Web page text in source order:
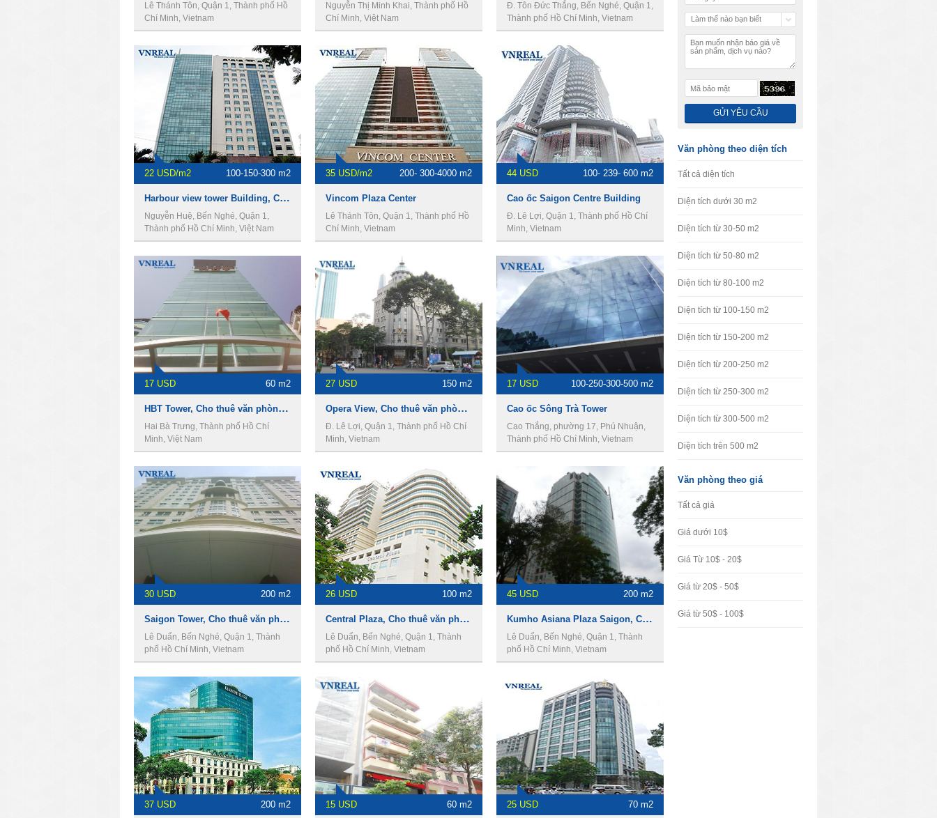
Lê Thánh Tôn, Quận 1, Thành phố Hồ
Chí Minh, Vietnam
Nguyễn Thị Minh Khai, Thành phố Hồ
Chí Minh, Việt Nam
Đ. Tôn Đức Thắng, Bến Nghé, Quận 1,
Thành phố Hồ Chí Minh, Vietnam
22 USD/m2 100-150-300 m2
Harbour view tower Building, Cho thuê văn phòng Quận 1
Nguyễn Huệ, Bến Nghé, Quận 1,
Thành phố Hồ Chí Minh, Việt Nam
35 USD/m2 200- 300-4000 m2
Vincom Plaza Center
Lê Thánh Tôn, Quận 1, Thành phố Hồ
Chí Minh, Vietnam
44 USD 100- 239- 600 m2
Cao ốc Saigon Centre Building
Đ. Lê Lợi, Quận 1, Thành phố Hồ Chí
Minh, Vietnam
17 USD 60 m2
HBT Tower, Cho thuê văn phòng Quận 1
Hai Bà Trưng, Thành phố Hồ Chí
Minh, Việt Nam
27 USD 150 m2
Opera View, Cho thuê văn phòng Quận 1
Đ. Lê Lợi, Quận 1, Thành phố Hồ Chí
Minh, Vietnam
17 USD 100-250-300-500 m2
Cao ốc Sông Trà Tower
Cao Thắng, phường 17, Phú Nhuận,
Thành phố Hồ Chí Minh, Vietnam
30 USD 200 m2
Saigon Tower, Cho thuê văn phòng Quận 1
Lê Duẩn, Bến Nghé, Quận 1, Thành
phố Hồ Chí Minh, Vietnam
26 USD 100 m2
Central Plaza, Cho thuê văn phòng Quận 1
Lê Duẩn, Bến Nghé, Quận 1, Thành
phố Hồ Chí Minh, Vietnam
45 USD 200 m2
Kumho Asiana Plaza Saigon, Cho thuê văn phòng Quận 1
Lê Duẩn, Bến Nghé, Quận 1, Thành
phố Hồ Chí Minh, Vietnam
37 USD 200 m2 15 USD 60 m2 25 USD 70 m2
Làm thế nào bạn biết
Văn phòng theo diện tích
Tất cả diện tích
Diện tích dưới 30 m2
Diện tích từ 30-50 m2
Diện tích từ 50-80 m2
Diện tích từ 80-100 m2
Diện tích từ 100-150 m2
Diện tích từ 150-200 m2
Diện tích từ 200-250 m2
Diện tích từ 250-300 m2
Diện tích từ 300-500 m2
Diện tích trên 500 m2
Văn phòng theo giá
Tất cả giá
Giá dưới 10$
Giá Từ 10$ - 20$
Giá từ 20$ - 50$
Giá từ 50$ - 100$